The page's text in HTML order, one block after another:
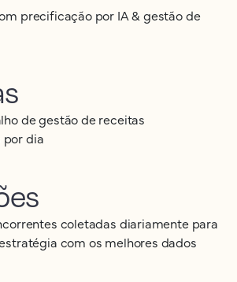
precificação por IA & gestão de
de gestão de receitas
por dia
coletadas diariamente para
com os melhores dados